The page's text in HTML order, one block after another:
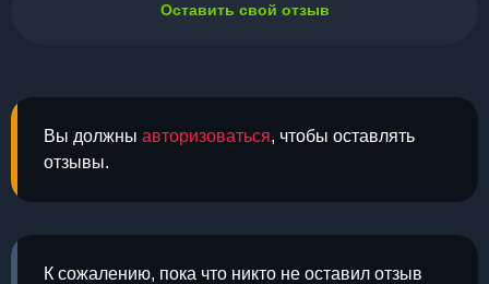
Вы должны авторизоваться, чтобы оставлять
отзывы.
К сожалению, пока что никто не оставил отзыв
Оставить свой отзыв